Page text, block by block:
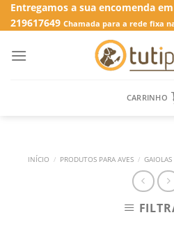
SkipEntregamos a sua encomenda
219617649 Chamada para a rede fixa
CARRINHO
INÍCIO / PRODUTOS PARA AVES / GAIOLAS